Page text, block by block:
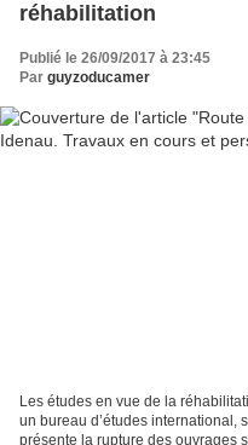
réhabilitation
Publié le 26/09/2017 à 23:45
Par guyzoducamer
Les études en vue de la
un bureau d’études international,
présente la rupture des ouvrages